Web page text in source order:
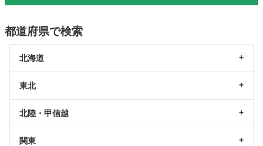
都道府県で検索
北海道
東北
北陸・甲信越
関東